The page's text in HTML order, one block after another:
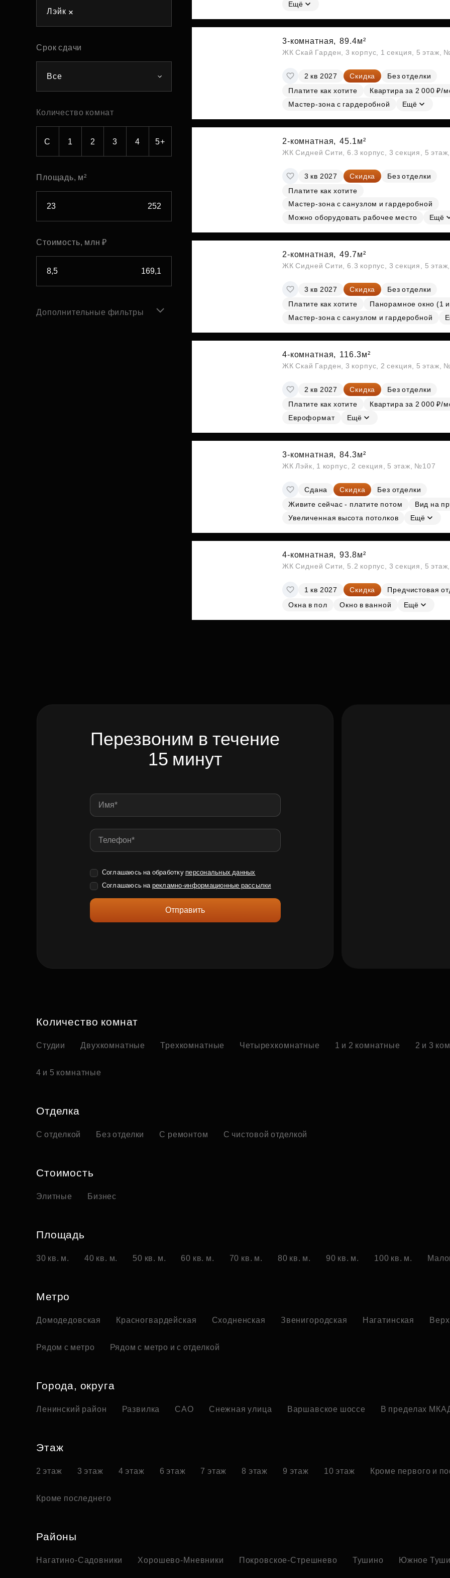
Рефинансирование
Субсидии
Лэйк
Срок сдачи
Все
Количество комнат
С 1 2 3 4 5+
Площадь, м²
Стоимость, млн ₽
Дополнительные фильтры
Ещё
3-комнатная, 89.4м²
ЖК Скай Гарден, 3 корпус, 1 секция, 5 этаж,
2 кв 2027 Скидка
Без отделки
Платите как хотите
Квартира за 2 000 ₽/
Мастер-зона с гардеробной
Ещё
2-комнатная, 45.1м²
ЖК Сидней Сити, 6.3 корпус, 3 секция, 5
3 кв 2027 Скидка
Без отделки
Платите как хотите
Мастер-зона с санузлом и гардеробной
Можно оборудовать рабочее место
Ещё
2-комнатная, 49.7м²
ЖК Сидней Сити, 6.3 корпус, 3 секция, 5
3 кв 2027 Скидка
Без отделки
Платите как хотите
Панорамное окно (1
Мастер-зона с санузлом и гардеробной
4-комнатная, 116.3м²
ЖК Скай Гарден, 3 корпус, 2 секция, 5 этаж,
2 кв 2027 Скидка
Без отделки
Платите как хотите
Квартира за 2 000 ₽/
Евроформат
Ещё
3-комнатная, 84.3м²
ЖК Лэйк, 1 корпус, 2 секция, 5 этаж, №107
Сдана Скидка
Без отделки
Живите сейчас - платите потом
Вид на
Увеличенная высота потолков
Ещё
4-комнатная, 93.8м²
ЖК Сидней Сити, 5.2 корпус, 3 секция, 5
1 кв 2027 Скидка Предчистовая
Окна в пол
Окно в ванной Ещё
Перезвоним в течение
15 минут
Соглашаюсь на обработку персональных данных
Соглашаюсь на рекламно-информационные рассылки
Отправить
Количество комнат
Студии Двухкомнатные Трехкомнатные Четырехкомнатные 1 и 2 комнатные 2 и 3
4 и 5 комнатные
Отделка
С отделкой Без отделки С ремонтом С чистовой отделкой
Стоимость
Элитные Бизнес
Площадь
30 кв. м. 40 кв. м. 50 кв. м. 60 кв. м. 70 кв. м. 80 кв. м. 90 кв. м. 100 кв. м.
Метро
Домодедовская Красногвардейская Сходненская Звенигородская Нагатинская
Рядом с метро Рядом с метро и с отделкой
Города, округа
Ленинский район Развилка САО Снежная улица Варшавское шоссе В пределах
Этаж
2 этаж 3 этаж 4 этаж 6 этаж 7 этаж 8 этаж 9 этаж 10 этаж Кроме первого и
Кроме последнего
Районы
Нагатино-Садовники Хорошево-Мневники Покровское-Стрешнево Тушино Южное